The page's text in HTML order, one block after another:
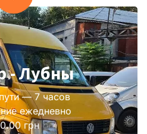
- Лубны
— 7 часов
ежедневно
грн